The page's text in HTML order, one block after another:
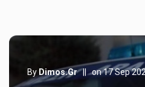
By Dimos.gr||on 17 Sep